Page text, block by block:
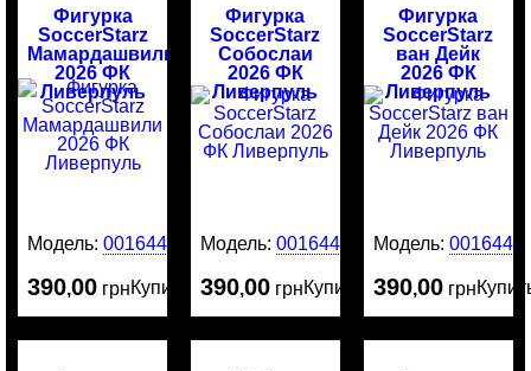
Фигурка
SoccerStarz
Мамардашвили
2026 ФК
Ливерпуль
Модель:0016449
390,00 грнКупить
Фигурка
SoccerStarz
Собослаи
2026 ФК
Ливерпуль
Модель:0016448
390,00 грнКупить
Фигурка
SoccerStarz
ван Дейк
2026 ФК
Ливерпуль
Модель: 0016446
390,00 грн